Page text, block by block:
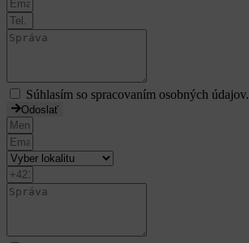
Súhlasím so spracovaním osobných údajov.
Odoslať